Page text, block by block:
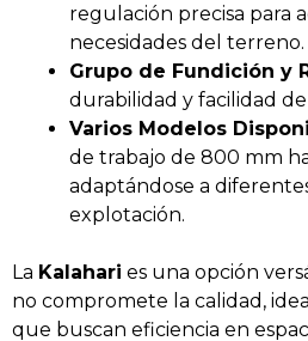
regulación precisa para
necesidades del terreno.
Grupo de Fundición y
durabilidad y facilidad de
Varios Modelos
de trabajo de 800 mm
adaptándose a
explotación.
La Kalahari es una opción
no compromete la calidad,
que buscan eficiencia en